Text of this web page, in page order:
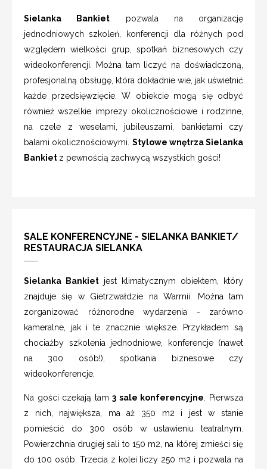
Sielanka Bankiet pozwala na organizację
jednodniowych szkoleń, konferencji dla różnych pod
względem wielkości grup, spotkań biznesowych czy
wideokonferencji. Można tam liczyć na doświadczoną,
profesjonalną obsługę, która dokładnie wie, jak uświetnić
każde przedsięwzięcie. W obiekcie mogą się odbyć
również wszelkie imprezy okolicznościowe i rodzinne,
na czele z weselami, jubileuszami, bankietami czy
balami okolicznościowymi. Stylowe wnętrza Sielanka
Bankiet z pewnością zachwycą wszystkich gości!
SALE KONFERENCYJNE - SIELANKA BANKIET/
RESTAURACJA SIELANKA
Sielanka Bankiet jest klimatycznym obiektem, który
znajduje się w Gietrzwałdzie na Warmii. Można tam
zorganizować różnorodne wydarzenia - zarówno
kameralne, jak i te znacznie większe. Przykładem są
chociażby szkolenia jednodniowe, konferencje (nawet
na 300 osób!), spotkania biznesowe czy
wideokonferencje.
Na gości czekają tam3 sale konferencyjne . Pierwsza
z nich, największa, ma aż 350 m2 i jest w stanie
pomieścić do 300 osób w ustawieniu teatralnym.
Powierzchnia drugiej sali to 150 m2, na której zmieści się
do 100 osób. Trzecia z kolei liczy 250 m2 i pozwala na